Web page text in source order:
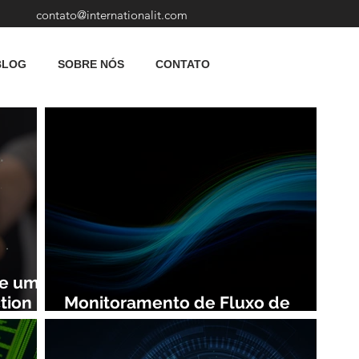
contato@internationalit.com
SOBRE NÓS CONTATO
uma
Monitoramento de Fluxo de
Rede: Vantagens e Benefícios